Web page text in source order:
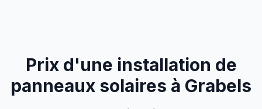
Prix d'une installation de
panneaux solaires à Grabels